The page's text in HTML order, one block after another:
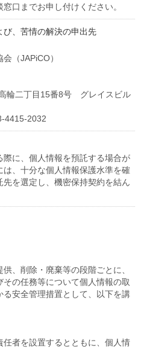
口までお申し付けください。
、苦情の解決の申出先
（JAPiCO）
二丁目15番8号 グレイスビル
4415-2032
に、個人情報を預託する場合が
、十分な個人情報保護水準を確
を選定し、機密保持契約を結ん
、削除・廃棄等の段階ごとに、
の任務等について個人情報の取
安全管理措置として、以下を講
任者を設置するとともに、個人情